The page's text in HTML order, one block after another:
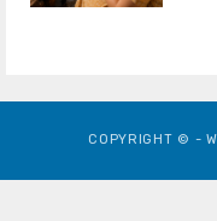
COPYRIGHT © -